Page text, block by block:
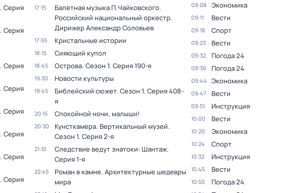
. Серия
. Серия
. Серия
. Серия
. Серия
. Серия
. Серия
. Серия
17:15
Балетная музыка П.Чайковского.
Российский национальный оркестр.
Дирижер Александр Соловьев
17:55 Кристальные истории
18:15 Сияющий купол
18:45 Острова. Сезон 1. Серия 190-я
19:30 Новости культуры
19:45 Библейский сюжет. Сезон 1. Серия 408-
я
20:15 Спокойной ночи, малыши!
20:30 Кунсткамера. Вертикальный музей.
Сезон 1. Серия 2-я
21:10 Следствие ведут знатоки: Шантаж.
Серия 1-я
22:45
Роман в камне. Архитектурные шедевры
мира
09:08 Экономика
09:11 Вести
09:18 Спорт
09:23 Вести
09:32 Погода 24
09:36 Погода 24
09:44 Экономика
09:47 Вести
09:51 Инструкция
10:00 Вести
10:20 Экономика
10:24 Спорт
10:32 Инструкция
10:45 Вести
10:50 Погода 24